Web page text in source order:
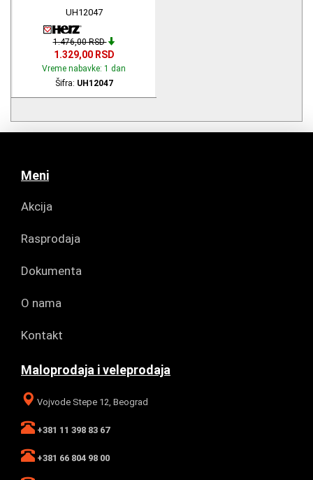
UH12047
1.476,00 RSD
1.329,00 RSD
Vreme nabavke: 1 dan
Šifra: UH12047
Meni
Akcija
Rasprodaja
Dokumenta
O nama
Kontakt
Maloprodaja i veleprodaja
Vojvode Stepe 12, Beograd
+381 11 398 83 67
+381 66 804 98 00